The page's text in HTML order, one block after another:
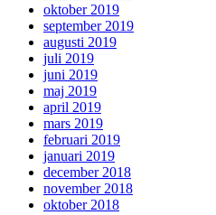
oktober 2019
september 2019
augusti 2019
juli 2019
juni 2019
maj 2019
april 2019
mars 2019
februari 2019
januari 2019
december 2018
november 2018
oktober 2018